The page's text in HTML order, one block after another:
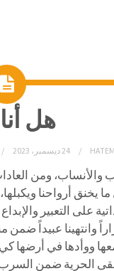
هل
24 ديسمبر، 2023
والأنساب، ومن
يخنق أرواحنا
على التعبير
وانتهينا عبيداً
ووأدها في أرضها
الحرية ضمن السرب